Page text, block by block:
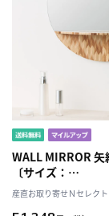
WALL MIRROR 矢
〔サイズ：
ラス管付き〕［北
産直お取り寄せＮセレク